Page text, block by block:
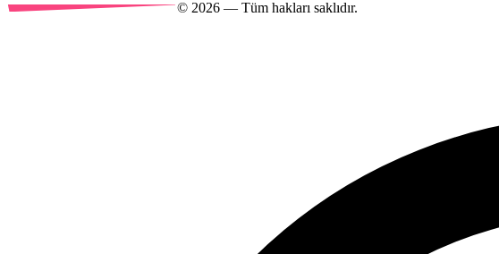
© 2026 — Tüm hakları saklıdır.